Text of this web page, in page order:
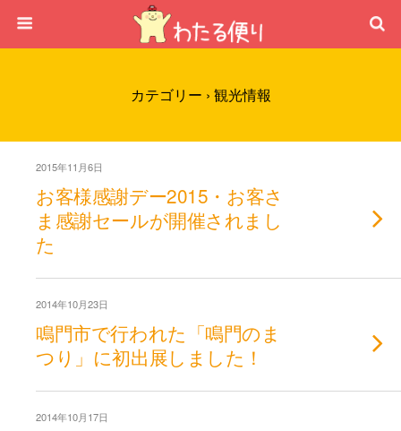
カテゴリー › 観光情報
2015年11月6日
お客様感謝デー2015・お客さ
ま感謝セールが開催されまし
た
2014年10月23日
鳴門市で行われた「鳴門のま
つり」に初出展しました！
2014年10月17日